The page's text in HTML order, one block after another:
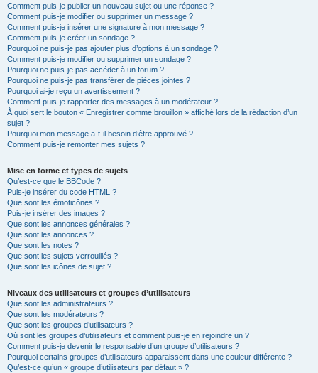
Comment puis-je publier un nouveau sujet ou une réponse ?
Comment puis-je modifier ou supprimer un message ?
Comment puis-je insérer une signature à mon message ?
Comment puis-je créer un sondage ?
Pourquoi ne puis-je pas ajouter plus d’options à un sondage ?
Comment puis-je modifier ou supprimer un sondage ?
Pourquoi ne puis-je pas accéder à un forum ?
Pourquoi ne puis-je pas transférer de pièces jointes ?
Pourquoi ai-je reçu un avertissement ?
Comment puis-je rapporter des messages à un modérateur ?
À quoi sert le bouton « Enregistrer comme brouillon » affiché lors de la rédaction d’un
sujet ?
Pourquoi mon message a-t-il besoin d’être approuvé ?
Comment puis-je remonter mes sujets ?
Mise en forme et types de sujets
Qu’est-ce que le BBCode ?
Puis-je insérer du code HTML ?
Que sont les émoticônes ?
Puis-je insérer des images ?
Que sont les annonces générales ?
Que sont les annonces ?
Que sont les notes ?
Que sont les sujets verrouillés ?
Que sont les icônes de sujet ?
Niveaux des utilisateurs et groupes d’utilisateurs
Que sont les administrateurs ?
Que sont les modérateurs ?
Que sont les groupes d’utilisateurs ?
Où sont les groupes d’utilisateurs et comment puis-je en rejoindre un ?
Comment puis-je devenir le responsable d’un groupe d’utilisateurs ?
Pourquoi certains groupes d’utilisateurs apparaissent dans une couleur différente ?
Qu’est-ce qu’un « groupe d’utilisateurs par défaut » ?